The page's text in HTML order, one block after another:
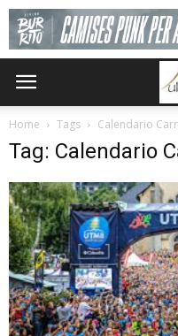
Home Tags Calendario
Tag: Calendario